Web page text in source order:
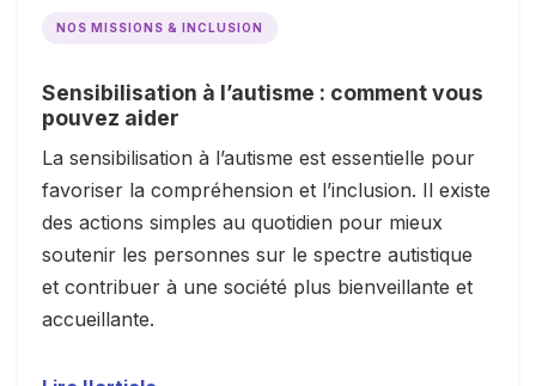
NOS MISSIONS & INCLUSION
Sensibilisation à l’autisme : comment vous
pouvez aider
La sensibilisation à l’autisme est essentielle pour
favoriser la compréhension et l’inclusion. Il existe
des actions simples au quotidien pour mieux
soutenir les personnes sur le spectre autistique
et contribuer à une société plus bienveillante et
accueillante.